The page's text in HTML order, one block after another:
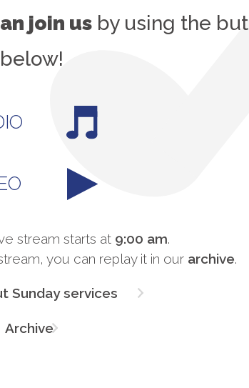
join usby using the
below!
stream starts at 9:00 am.
you can replay it in our archive.
Sunday services
Archive